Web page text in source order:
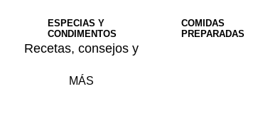
ESPECIAS Y
CONDIMENTOS
COMIDAS
PREPARADAS
Recetas, consejos y
MÁS